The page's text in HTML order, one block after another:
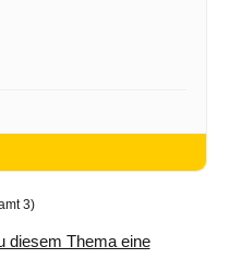
3)
diesem Thema eine